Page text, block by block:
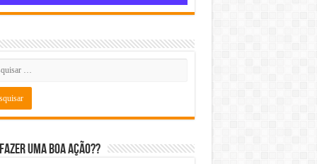
uma boa ação??